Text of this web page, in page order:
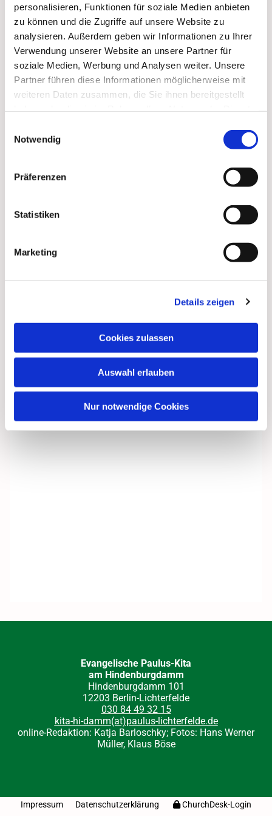
personalisieren, Funktionen für soziale Medien anbieten
zu können und die Zugriffe auf unsere Website zu
analysieren. Außerdem geben wir Informationen zu Ihrer
Verwendung unserer Website an unsere Partner für
soziale Medien, Werbung und Analysen weiter. Unsere
Partner führen diese Informationen möglicherweise mit
weiteren Daten zusammen, die Sie ihnen bereitgestellt
Notwendig
Präferenzen
Statistiken
Marketing
Details zeigen
Cookies zulassen
Auswahl erlauben
Nur notwendige Cookies
Evangelischen Schule Steglitz sowie
Vertreter:innen der Politik. Die Moderation hat
Rundfunkpfarrerin Barbara Manterfeld-Wormit.
Anlass ist das Gedenken an den90. Jahrestag der
Bekenntnissynodein der Markus-
Kirchengemeinde vom 23. bis 26. September
1935. Die Veranstaltung nimmt auch Bezug zur
der Kirche und richtet sich an eine breite
Hier alle weiteren Informationen
Evangelische Paulus-Kita
am Hindenburgdamm
Hindenburgdamm 101
12203 Berlin-Lichterfelde
030 84 49 32 15
kita-hi-damm(at)paulus-lichterfelde.de
online-Redaktion: Katja Barloschky; Fotos: Hans Werner
Müller, Klaus Böse
Impressum Datenschutzerklärung ChurchDesk-Login